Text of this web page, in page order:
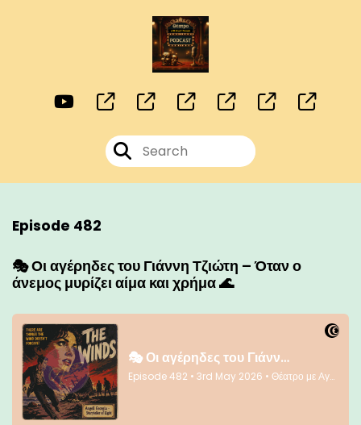
Episode 482
🎭 Οι αγέρηδες του Γιάννη Τζιώτη – Όταν ο
άνεμος μυρίζει αίμα και χρήμα 🌊